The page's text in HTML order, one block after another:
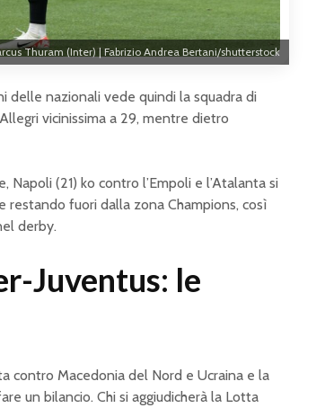
Thuram (Inter) | Fabrizio Andrea Bertani/shutterstock
delle nazionali vede quindi la squadra di
vicinissima a 29, mentre dietro
Napoli (21) ko contro l’Empoli e l’Atalanta si
restando fuori dalla zona Champions, così
derby.
Juventus: le
contro Macedonia del Nord e Ucraina e la
un bilancio. Chi si aggiudicherà la Lotta